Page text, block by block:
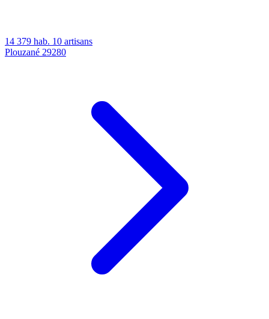
14 379 hab. 10 artisans
Plouzané 29280